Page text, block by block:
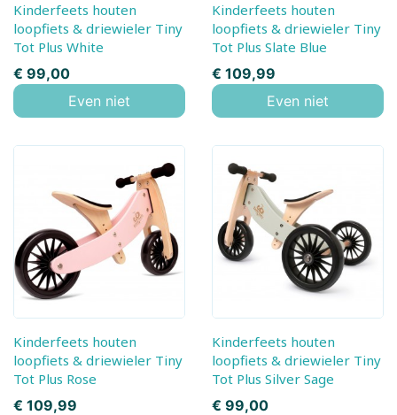
Kinderfeets houten
loopfiets & driewieler Tiny
Tot Plus White
Prijs
€ 99,00
Even niet
Kinderfeets houten
loopfiets & driewieler Tiny
Tot Plus Slate Blue
Prijs
€ 109,99
Even niet
Kinderfeets houten
loopfiets & driewieler Tiny
Tot Plus Rose
Prijs
€ 109,99
Kinderfeets houten
loopfiets & driewieler Tiny
Tot Plus Silver Sage
Prijs
€ 99,00